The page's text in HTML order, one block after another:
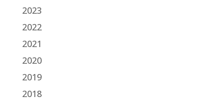
2023
2022
2021
2020
2019
2018